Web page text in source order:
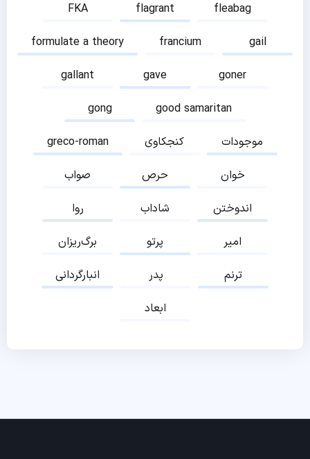
FKA
flagrant
fleabag
formulate a theory
francium
gail
gallant
gave
goner
gong
good samaritan
greco-roman
کنجکاوی
موجودات
صواب
حرص
خوان
روا
شاداب
اندوختن
برگ‌ریزان
پرتو
امیر
انبارگردانی
پدر
ترنم
ابعاد